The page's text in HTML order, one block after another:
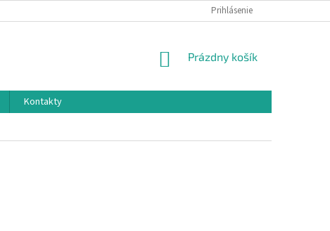
Prihlásenie
NÁKUPNÝ
Prázdny košík
Kontakty